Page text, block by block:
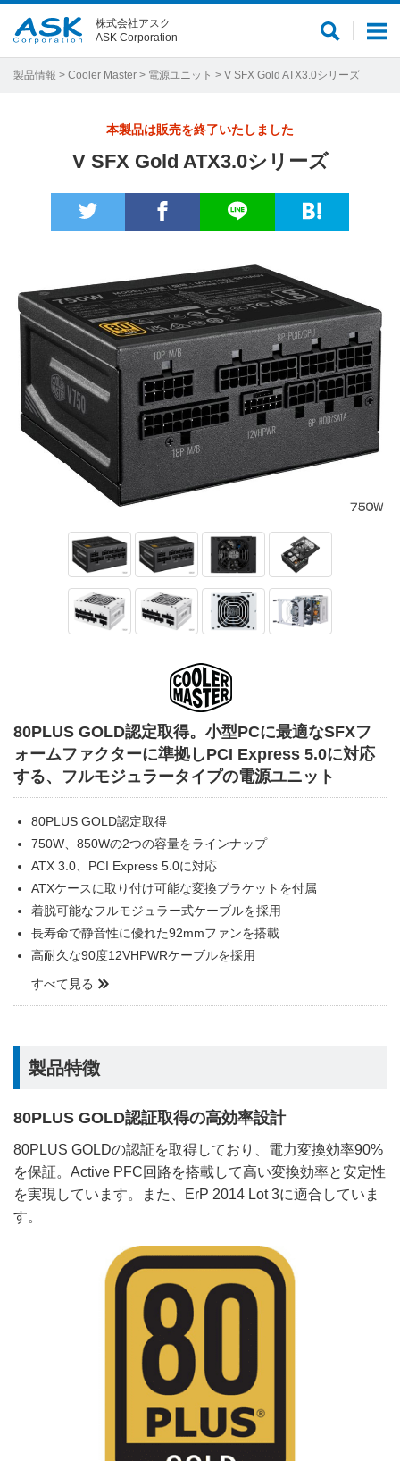
メ
サ
ト
株式会社アスク
ASK Corporation
製品情報 > Cooler Master > 電源ユニット > V SFX Gold ATX3.0シリーズ
本製品は販売を終了いたしました
V SFX Gold ATX3.0シリーズ
80PLUS GOLD認定取得。小型PCに最適なSFXフ
ォームファクターに準拠しPCI Express 5.0に対応
する、フルモジュラータイプの電源ユニット
80PLUS GOLD認定取得
750W、850Wの2つの容量をラインナップ
ATX 3.0、PCI Express 5.0に対応
ATXケースに取り付け可能な変換ブラケットを付属
着脱可能なフルモジュラー式ケーブルを採用
長寿命で静音性に優れた92mmファンを搭載
高耐久な90度12VHPWRケーブルを採用
すべて見る
製品特徴
80PLUS GOLD認証取得の高効率設計
80PLUS GOLDの認証を取得しており、電力変換効率90%
を保証。Active PFC回路を搭載して高い変換効率と安定性
を実現しています。また、ErP 2014 Lot 3に適合していま
す。